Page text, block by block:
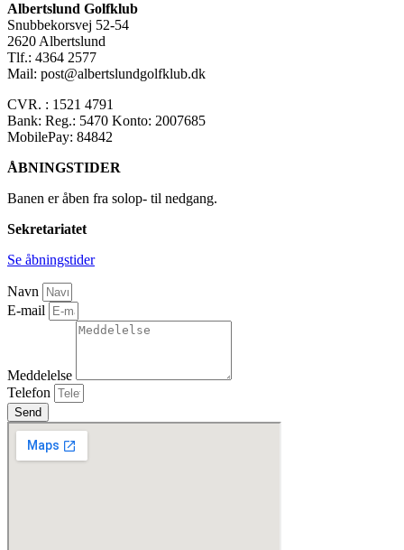
Albertslund Golfklub
Snubbekorsvej 52-54
2620 Albertslund
Tlf.: 4364 2577
Mail: post@albertslundgolfklub.dk
CVR. : 1521 4791
Bank: Reg.: 5470 Konto: 2007685
MobilePay: 84842
ÅBNINGSTIDER
Banen er åben fra solop- til nedgang.
Sekretariatet
Se åbningstider
Navn
E-mail
Meddelelse
Telefon
Send